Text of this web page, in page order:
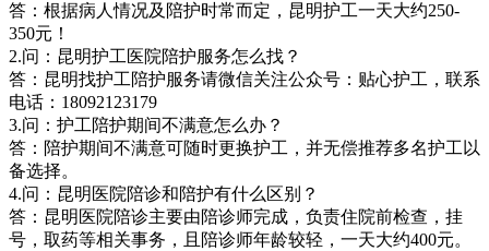
答：根据病人情况及陪护时常而定，昆明护工一天大约250-
350元！
2.问：昆明护工医院陪护服务怎么找？
答：昆明找护工陪护服务请微信关注公众号：贴心护工，联系
电话：18092123179
3.问：护工陪护期间不满意怎么办？
答：陪护期间不满意可随时更换护工，并无偿推荐多名护工以
备选择。
4.问：昆明医院陪诊和陪护有什么区别？
答：昆明医院陪诊主要由陪诊师完成，负责住院前检查，挂
号，取药等相关事务，且陪诊师年龄较轻，一天大约400元。